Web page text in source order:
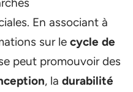
En associant à
sur le cycle de
peut promouvoir des
, la durabilité